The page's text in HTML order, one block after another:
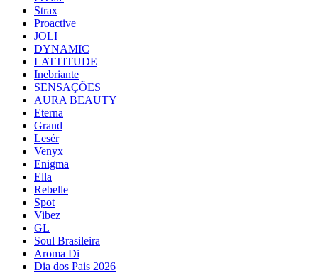
Strax
Proactive
JOLI
DYNAMIC
LATTITUDE
Inebriante
SENSAÇÕES
AURA BEAUTY
Eterna
Grand
Lesér
Venyx
Enigma
Ella
Rebelle
Spot
Vibez
GL
Soul Brasileira
Aroma Di
Dia dos Pais 2026